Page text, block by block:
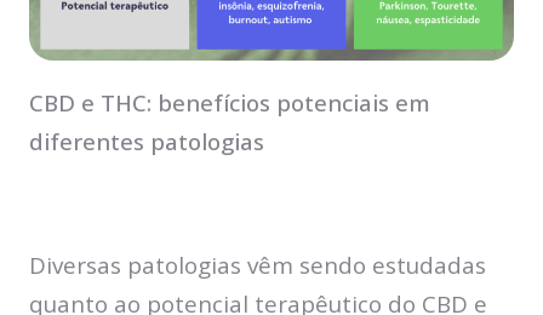
CBD e THC: benefícios potenciais em
diferentes patologias
Diversas patologias vêm sendo estudadas
quanto ao potencial terapêutico do CBD e